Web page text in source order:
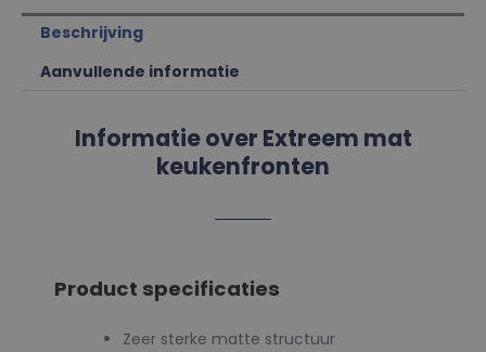
Beschrijving
Aanvullende informatie
Informatie over Extreem mat
keukenfronten​
Product specificaties
Zeer sterke matte structuur